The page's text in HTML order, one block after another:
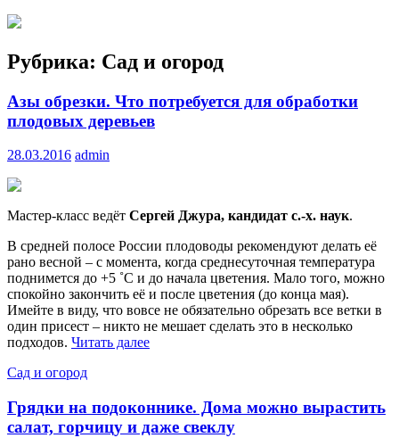
Рубрика: Сад и огород
Азы обрезки. Что потребуется для обработки
плодовых деревьев
28.03.2016 admin
Мастер-класс ведёт Сергей Джура, кандидат с.-х. наук.
В средней полосе России плодоводы рекомендуют делать её
рано весной – с момента, когда среднесуточная температура
поднимется до +5 ˚С и до начала цветения. Мало того, можно
спокойно закончить её и после цветения (до конца мая).
Имейте в виду, что вовсе не обязательно обрезать все ветки в
один присест – никто не мешает сделать это в несколько
подходов. Читать далее
Сад и огород
Грядки на подоконнике. Дома можно вырастить
салат, горчицу и даже свеклу